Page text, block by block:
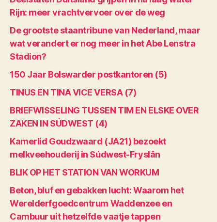
Rijn: meer vrachtvervoer over de weg
De grootste staantribune van Nederland, maar
wat verandert er nog meer in het Abe Lenstra
Stadion?
150 Jaar Bolswarder postkantoren (5)
TINUS EN TINA VICE VERSA (7)
BRIEFWISSELING TUSSEN TIM EN ELSKE OVER
ZAKEN IN SÚDWEST (4)
Kamerlid Goudzwaard (JA21) bezoekt
melkveehouderij in Súdwest-Fryslân
BLIK OP HET STATION VAN WORKUM
Beton, bluf en gebakken lucht: Waarom het
Werelderfgoedcentrum Waddenzee en
Cambuur uit hetzelfde vaatje tappen